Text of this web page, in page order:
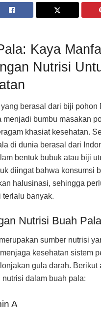
Kaya
Nutrisi
berasal dari biji pohon
menjadi bumbu masakan
khasiat kesehatan.
di dunia berasal dari
bentuk bubuk atau biji
diingat bahwa konsumsi
halusinasi, sehingga
terlalu banyak.
Nutrisi Buah Pala
sumber nutrisi
kesehatan sistem
gula darah. Berikut
nutrisi dalam buah pala:
A